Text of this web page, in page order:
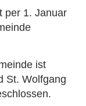
per 1. Januar
ist
St. Wolfgang